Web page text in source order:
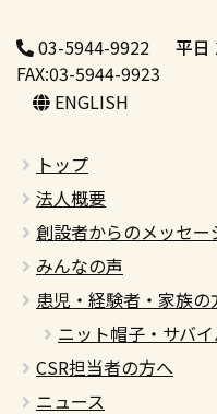
03-5944-9922
平日
FAX:03-5944-9923
ENGLISH
トップ
法人概要
創設者からのメッセー
みんなの声
患児・経験者・家族の
ニット帽子・サバ
CSR担当者の方へ
ニュース